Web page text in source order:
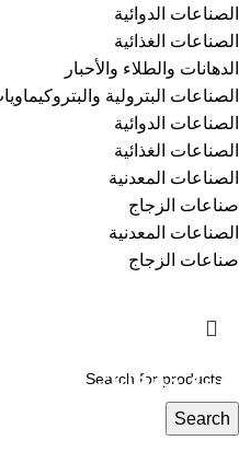
الصناعات الدوائية
الصناعات الغذائية
⁠الدهانات والطلاء والأحبار
الصناعات البترولية
الصناعات الدوائية
الصناعات الغذائية
الصناعات المعدنية
صناعات الزجاج
الصناعات المعدنية
صناعات الزجاج
Search
وبيع منتجاتك